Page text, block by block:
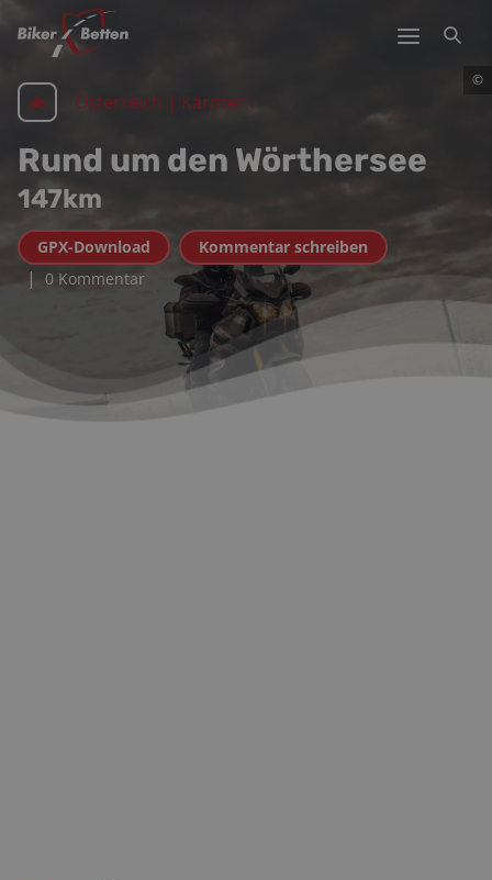
©
Österreich | Kärnten
Rund um den Wörthersee
147km
GPX-Download Kommentar schreiben
| 0 Kommentar